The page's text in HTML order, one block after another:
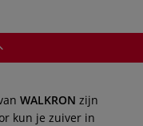
WALKRON zijn
kun je zuiver in